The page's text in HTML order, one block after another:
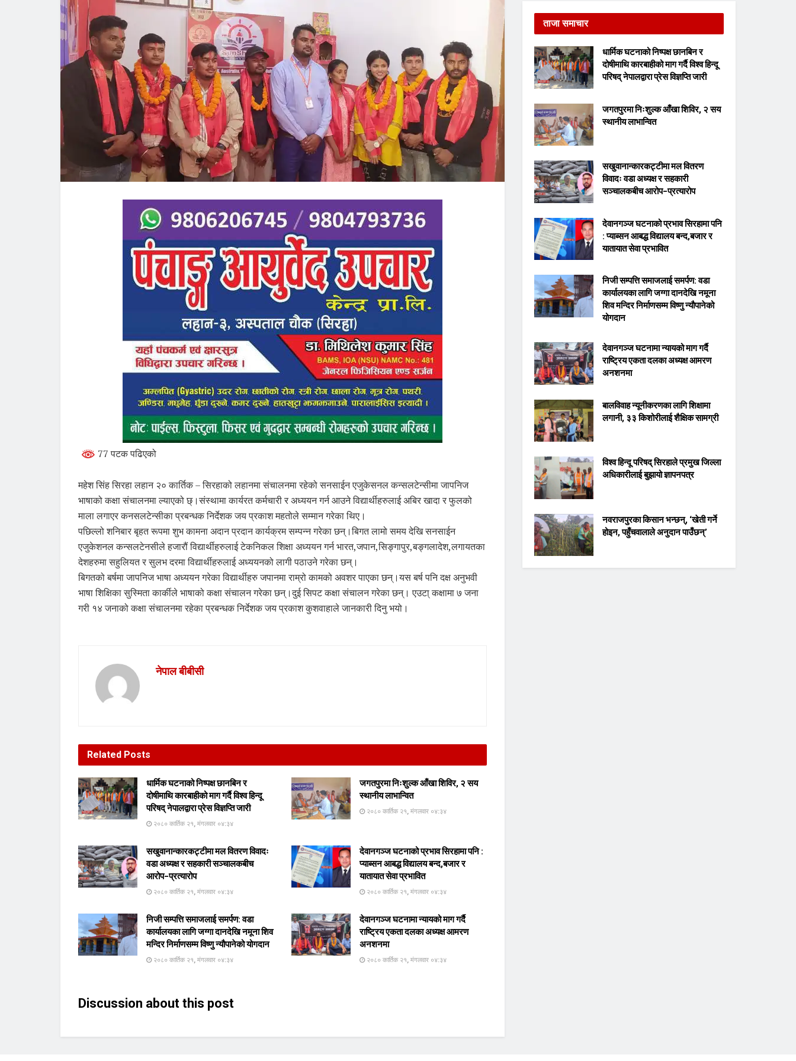
77 पटक पढिएको
महेश सिंह सिरहा लहान २० कार्तिक – सिरहाको लहानमा संचालनमा रहेको सनसाईन एजुकेसनल कन्सलटेन्सीमा जापनिज
भाषाको कक्षा संचालनमा ल्याएको छ्।संस्थामा कार्यरत कर्मचारी र अध्ययन गर्न आउने विद्यार्थीहरुलाई अबिर खादा र फुलको
माला लगाएर कनसलटेन्सीका प्रबन्धक निर्देशक जय प्रकाश महतोले सम्मान गरेका थिए।
पछिल्लो शनिबार बृहत रूपमा शुभ कामना अदान प्रदान कार्यक्रम सम्पन्न गरेका छन्।बिगत लामो समय देखि सनसाईन
एजुकेशनल कन्सलटेनसीले हजारौं विद्यार्थीहरुलाई टेकनिकल शिक्षा अध्ययन गर्न भारत,जपान,सिङ्गापुर,बङ्गलादेश,लगायतका
देशहरुमा सहुलियत र सुलभ दरमा विद्यार्थीहरुलाई अध्ययनको लागी पठाउने गरेका छन्।
बिगतको बर्षमा जापनिज भाषा अध्ययन गरेका विद्यार्थीहरु जपानमा राम्रो कामको अवशर पाएका छन्।यस बर्ष पनि दक्ष अनुभवी
भाषा शिक्षिका सुस्मिता कार्कीले भाषाको कक्षा संचालन गरेका छन्।दुई सिपट कक्षा संचालन गरेका छन्। एउटा् कक्षामा ७ जना
गरी १४ जनाको कक्षा संचालनमा रहेका प्रबन्धक निर्देशक जय प्रकाश कुशवाहाले जानकारी दिनु भयो।
नेपाल बीबीसी
Related Posts
धार्मिक घटनाको निष्पक्ष छानबिन र
दोषीमाथि कारबाहीको माग गर्दै विश्व हिन्दू
परिषद् नेपालद्वारा प्रेस विज्ञप्ति जारी
२०८० कार्तिक २१, मंगलवार ०४:३४
जगतपुरमा निःशुल्क आँखा शिविर, २ सय
स्थानीय लाभान्वित
२०८० कार्तिक २१, मंगलवार ०४:३४
सखुवानान्कारकट्टीमा मल वितरण विवादः
वडा अध्यक्ष र सहकारी सञ्चालकबीच
आरोप–प्रत्यारोप
२०८० कार्तिक २१, मंगलवार ०४:३४
देवानगञ्ज घटनाको प्रभाव सिरहामा पनि :
प्याब्सन आबद्ध विद्यालय बन्द,बजार र
यातायात सेवा प्रभावित
२०८० कार्तिक २१, मंगलवार ०४:३४
निजी सम्पत्ति समाजलाई समर्पण: वडा
कार्यालयका लागि जग्गा दानदेखि नमूना शिव
मन्दिर निर्माणसम्म विष्णु न्यौपानेको योगदान
२०८० कार्तिक २१, मंगलवार ०४:३४
देवानगञ्ज घटनामा न्यायको माग गर्दै
राष्ट्रिय एकता दलका अध्यक्ष आमरण
अनशनमा
२०८० कार्तिक २१, मंगलवार ०४:३४
Discussion about this post
ताजा समाचार
धार्मिक घटनाको निष्पक्ष छानबिन र
दोषीमाथि कारबाहीको माग गर्दै विश्व हिन्दू
परिषद् नेपालद्वारा प्रेस विज्ञप्ति जारी
जगतपुरमा निःशुल्क आँखा शिविर, २ सय
स्थानीय लाभान्वित
सखुवानान्कारकट्टीमा मल वितरण
विवादः वडा अध्यक्ष र सहकारी
सञ्चालकबीच आरोप–प्रत्यारोप
देवानगञ्ज घटनाको प्रभाव सिरहामा पनि
: प्याब्सन आबद्ध विद्यालय बन्द,बजार र
यातायात सेवा प्रभावित
निजी सम्पत्ति समाजलाई समर्पण: वडा
कार्यालयका लागि जग्गा दानदेखि नमूना
शिव मन्दिर निर्माणसम्म विष्णु न्यौपानेको
योगदान
देवानगञ्ज घटनामा न्यायको माग गर्दै
राष्ट्रिय एकता दलका अध्यक्ष आमरण
अनशनमा
बालविवाह न्यूनीकरणका लागि शिक्षामा
लगानी, ३३ किशोरीलाई शैक्षिक सामग्री
विश्व हिन्दू परिषद् सिरहाले प्रमुख जिल्ला
अधिकारीलाई बुझायो ज्ञापनपत्र
नवराजपुरका किसान भन्छन्, ‘खेती गर्ने
होइन, पहुँचवालाले अनुदान पाउँछन्’